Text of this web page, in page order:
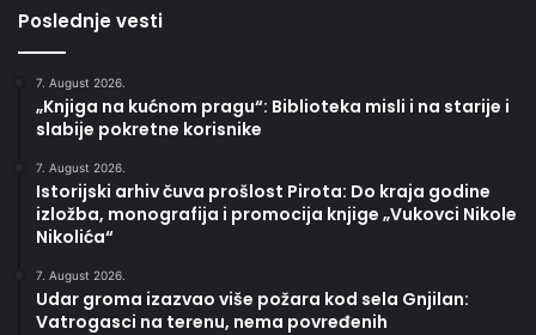
Poslednje vesti
7. August 2026.
„Knjiga na kućnom pragu“: Biblioteka misli i na starije i
slabije pokretne korisnike
7. August 2026.
Istorijski arhiv čuva prošlost Pirota: Do kraja godine
izložba, monografija i promocija knjige „Vukovci Nikole
Nikolića“
7. August 2026.
Udar groma izazvao više požara kod sela Gnjilan:
Vatrogasci na terenu, nema povređenih